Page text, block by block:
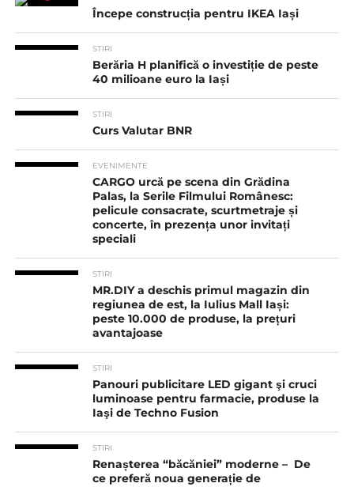
Începe construcția pentru IKEA Iași
STIRI
Berăria H planifică o investiție de peste
40 milioane euro la Iași
STIRI
Curs Valutar BNR
EVENIMENTE
CARGO urcă pe scena din Grădina
Palas, la Serile Filmului Românesc:
pelicule consacrate, scurtmetraje și
concerte, în prezența unor invitați
speciali
STIRI
MR.DIY a deschis primul magazin din
regiunea de est, la Iulius Mall Iași:
peste 10.000 de produse, la prețuri
avantajoase
STIRI
Panouri publicitare LED gigant şi cruci
luminoase pentru farmacie, produse la
Iaşi de Techno Fusion
STIRI
Renașterea “băcăniei” moderne – De
ce preferă noua generație de